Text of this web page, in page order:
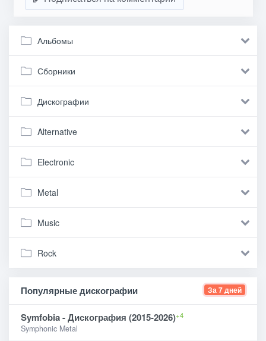
Альбомы
Сборники
Дискографии
Alternative
Electronic
Metal
Music
Rock
Популярные дискографии За 7 дней
Symfobia - Дискография (2015-2026)+4
Symphonic Metal